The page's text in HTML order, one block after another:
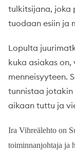
tulkitsijana, joka
tuodaan esiin ja
Lopulta
kuka asiakas on,
menneisyyteen.
tunnistaa jotakin
aikaan tuttu ja
Ira Vihreälehto on
toiminnanjohtaja ja